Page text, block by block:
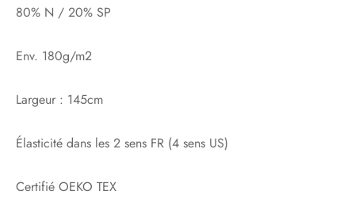
80% N / 20% SP
Env. 180g/m2
Largeur : 145cm
Élasticité dans les 2 sens FR (4 sens US)
Certifié OEKO TEX